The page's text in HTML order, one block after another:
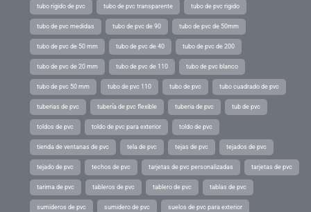
tubo rigido de pvc tubo de pvc transparente tubo de pvc rigido
tubo de pvc medidas tubo de pvc de 90 tubo de pvc de 50mm
tubo de pvc de 50 mm tubo de pvc de 40 tubo de pvc de 200
tubo de pvc de 20 mm tubo de pvc de 110 tubo de pvc blanco
tubo de pvc 50 mm tubo de pvc 110 tubo de pvc tubo cuadrado de pvc
tuberias de pvc tubería de pvc flexible tuberia de pvc tub de pvc
toldos de pvc toldo de pvc para exterior toldo de pvc
tienda de ventanas de pvc tela de pvc tejas de pvc tejados de pvc
tejado de pvc techos de pvc tarjetas de pvc personalizadas tarjetas de pvc
tarima de pvc tableros de pvc tablero de pvc tablas de pvc
sumideros de pvc sumidero de pvc suelos de pvc para exterior